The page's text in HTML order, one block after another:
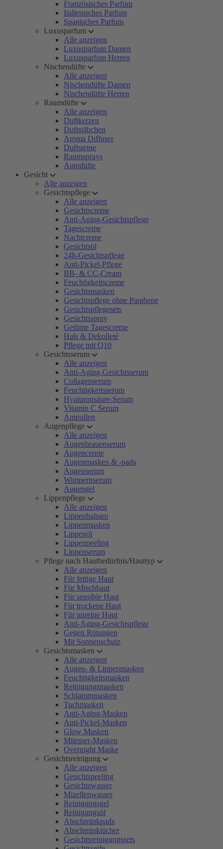
Französisches Parfum
Italienisches Parfum
Spanisches Parfum
Luxusparfum
Alle anzeigen
Luxusparfum Damen
Luxusparfum Herren
Nischendüfte
Alle anzeigen
Nischendüfte Damen
Nischendüfte Herren
Raumdüfte
Alle anzeigen
Duftkerzen
Duftstäbchen
Aroma Diffuser
Duftsteine
Raumsprays
Autodüfte
Gesicht
Alle anzeigen
Gesichtspflege
Alle anzeigen
Gesichtscreme
Anti-Aging-Gesichtspflege
Tagescreme
Nachtcreme
Gesichtsöl
24h-Gesichtspflege
Anti-Pickel-Pflege
BB- & CC-Cream
Feuchtigkeitscreme
Gesichtsmasken
Gesichtspflege ohne Parabene
Gesichtspflegesets
Gesichtsspray
Getönte Tagescreme
Hals & Dekolleté
Pflege mit Q10
Gesichtsserum
Alle anzeigen
Anti-Aging-Gesichtsserum
Collagenserum
Feuchtigkeitsserum
Hyaluronsäure-Serum
Vitamin C Serum
Ampullen
Augenpflege
Alle anzeigen
Augenbrauenserum
Augencreme
Augenmasken & -pads
Augenserum
Wimpernserum
Augengel
Lippenpflege
Alle anzeigen
Lippenbalsam
Lippenmasken
Lippenöl
Lippenpeeling
Lippenserum
Pflege nach Hautbedürfnis/Hauttyp
Alle anzeigen
Für fettige Haut
Für Mischhaut
Für sensible Haut
Für trockene Haut
Für unreine Haut
Anti-Aging-Gesichtspflege
Gegen Rötungen
Mit Sonnenschutz
Gesichtsmasken
Alle anzeigen
Augen- & Lippenmasken
Feuchtigkeitsmasken
Reinigungsmasken
Schlammmasken
Tuchmasken
Anti-Aging-Masken
Anti-Pickel-Masken
Glow Masken
Mitesser-Masken
Overnight Maske
Gesichtsreinigung
Alle anzeigen
Gesichtspeeling
Gesichtswasser
Mizellenwasser
Reinigungsgel
Reinigungsöl
Abschminkpads
Abschminktücher
Gesichtsreinigungssets